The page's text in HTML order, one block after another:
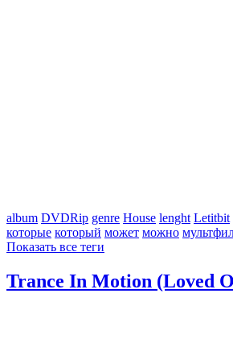
album DVDRip genre House lenght Letitbit
которые который может можно
Показать все теги
Trance In Motion (Loved